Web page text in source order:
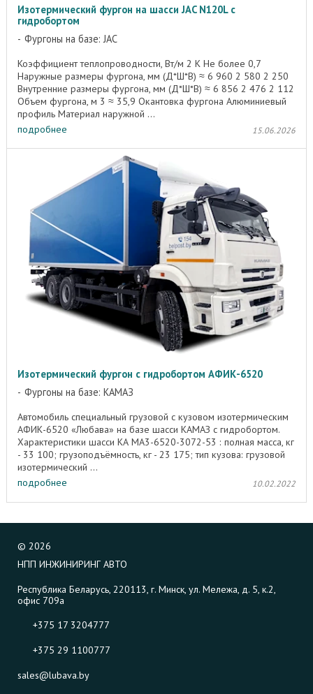
Изотермический фургон на шасси JAC N120L с
гидробортом
Фургоны на базе: JAC
Коэффициент теплопроводности, Вт/м 2 K Не более 0,7
Наружные размеры фургона, мм (Д*Ш*В) ≈ 6 960 2 580 2 250
Внутренние размеры фургона, мм (Д*Ш*В) ≈ 6 856 2 476 2 112
Объем фургона, м 3 ≈ 35,9 Окантовка фургона Алюминиевый
профиль Материал наружной ...
подробнее
15.06.2026
Изотермический фургон с гидробортом АФИК-6520
Фургоны на базе: КАМАЗ
Автомобиль специальный грузовой с кузовом изотермическим
АФИК-6520 «Любава» на базе шасси КАМАЗ с гидробортом.
Характеристики шасси КА MA3-6520-3072-53 : полная масса, кг
- 33 100; грузоподъёмность, кг - 23 175; тип кузова: грузовой
изотермический ...
подробнее
10.02.2022
© 2026
НПП ИНЖИНИРИНГ АВТО
Республика Беларусь, 220113, г. Минск, ул. Мележа, д. 5, к.2,
офис 709а
+375 17 3204777
+375 29 1100777
sales@lubava.by